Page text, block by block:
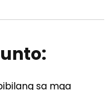
sa mga